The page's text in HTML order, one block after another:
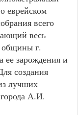
еврейском
всего
весь
общины г.
ее зарождения и
создания
лучших
А.И.